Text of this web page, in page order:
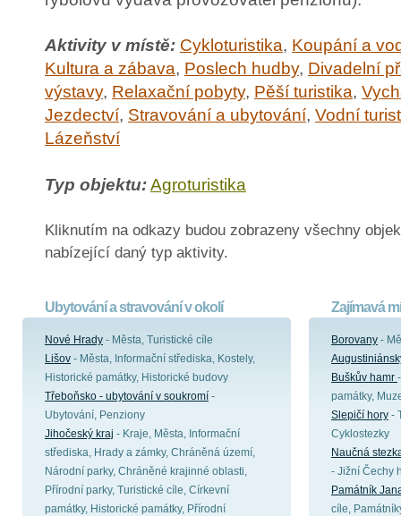
Aktivity v místě: Cykloturistika, Koupání a
Kultura a zábava, Poslech hudby, Divadelní
výstavy, Relaxační pobyty, Pěší turistika,
Jezdectví, Stravování a ubytování, Vodní
Lázeňství
Typ objektu:Agroturistika
Kliknutím na odkazy budou zobrazeny všechny
nabízející daný typ aktivity.
Ubytování a stravování v okolí
Nové Hrady - Města, Turistické cíle
Lišov - Města, Informační střediska, Kostely,
Historické památky, Historické budovy
Třeboňsko - ubytování v soukromí -
Ubytování, Penziony
Jihočeský kraj - Kraje, Města, Informační
střediska, Hrady a zámky, Chráněná území,
Národní parky, Chráněné krajinné oblasti,
Přírodní parky, Turistické cíle, Církevní
památky, Historické památky, Přírodní
Zajímavá
Borovany -
Buškův hamr
památky,
Slepičí hory -
Cyklostezky
Naučná
- Jižní Čechy
Památník
cíle,